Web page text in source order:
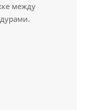
между